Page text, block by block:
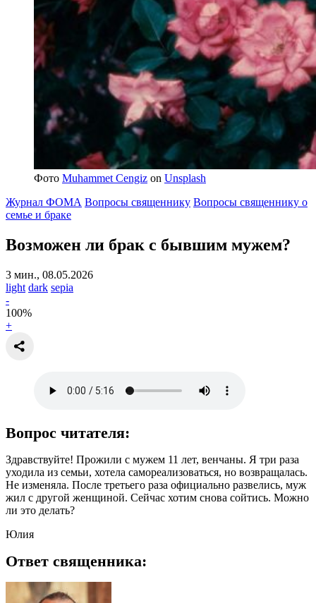
Фото Muhammet Cengiz on Unsplash
Журнал ФОМА Вопросы священнику Вопросы священнику о
семье и браке
Возможен ли брак с бывшим мужем?
3 мин., 08.05.2026
light dark sepia
-
100%
+
Вопрос читателя:
Здравствуйте! Прожили с мужем 11 лет, венчаны. Я три раза
уходила из семьи, хотела самореализоваться, но возвращалась.
Не изменяла. После третьего раза официально развелись, муж
жил с другой женщиной. Сейчас хотим снова сойтись. Можно
ли это делать?
Юлия
Ответ священника: